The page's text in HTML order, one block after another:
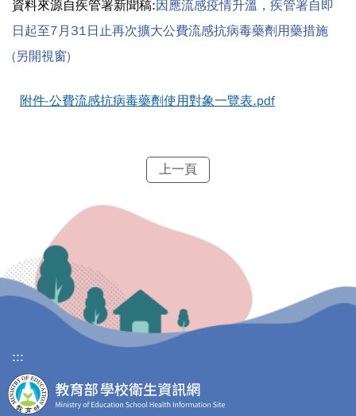
資料來源自疾管署新聞稿:因應流感疫情升溫，疾管署自即
日起至7月31日止再次擴大公費流感抗病毒藥劑用藥措施
(另開視窗)
附件-公費流感抗病毒藥劑使用對象一覽表.pdf
上一頁
:::